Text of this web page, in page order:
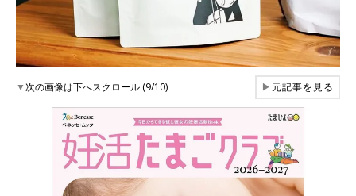
▼次の画像は下へスクロール (9/10) ▶元記事を見る